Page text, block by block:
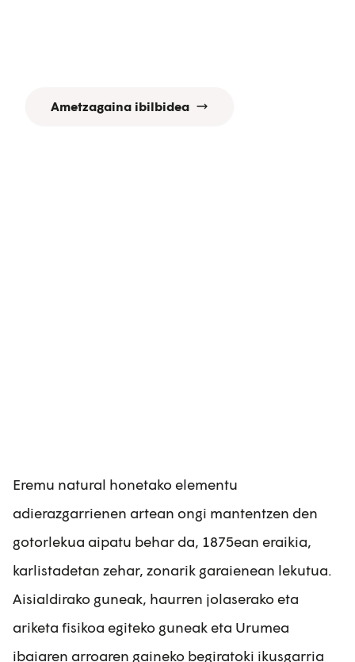
Ametzagaina ibilbidea
Eremu natural honetako elementu
adierazgarrienen artean ongi mantentzen den
gotorlekua aipatu behar da, 1875ean eraikia,
karlistadetan zehar, zonarik garaienean lekutua.
Aisialdirako guneak, haurren jolaserako eta
ariketa fisikoa egiteko guneak eta Urumea
ibaiaren arroaren gaineko begiratoki ikusgarria